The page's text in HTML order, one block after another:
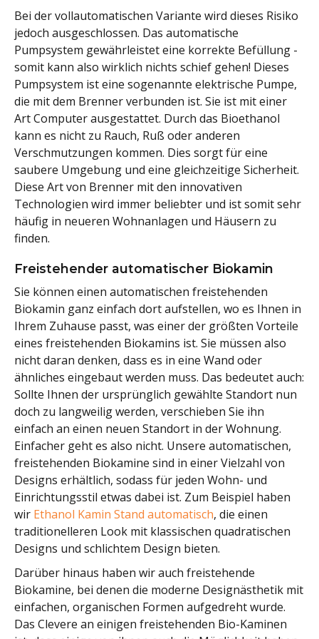
Bei der vollautomatischen Variante wird dieses Risiko
jedoch ausgeschlossen. Das automatische
Pumpsystem gewährleistet eine korrekte Befüllung -
somit kann also wirklich nichts schief gehen! Dieses
Pumpsystem ist eine sogenannte elektrische Pumpe,
die mit dem Brenner verbunden ist. Sie ist mit einer
Art Computer ausgestattet. Durch das Bioethanol
kann es nicht zu Rauch, Ruß oder anderen
Verschmutzungen kommen. Dies sorgt für eine
saubere Umgebung und eine gleichzeitige Sicherheit.
Diese Art von Brenner mit den innovativen
Technologien wird immer beliebter und ist somit sehr
häufig in neueren Wohnanlagen und Häusern zu
finden.
Freistehender automatischer Biokamin
Sie können einen automatischen freistehenden
Biokamin ganz einfach dort aufstellen, wo es Ihnen in
Ihrem Zuhause passt, was einer der größten Vorteile
eines freistehenden Biokamins ist. Sie müssen also
nicht daran denken, dass es in eine Wand oder
ähnliches eingebaut werden muss. Das bedeutet auch:
Sollte Ihnen der ursprünglich gewählte Standort nun
doch zu langweilig werden, verschieben Sie ihn
einfach an einen neuen Standort in der Wohnung.
Einfacher geht es also nicht. Unsere automatischen,
freistehenden Biokamine sind in einer Vielzahl von
Designs erhältlich, sodass für jeden Wohn- und
Einrichtungsstil etwas dabei ist. Zum Beispiel haben
wir Ethanol Kamin Stand automatisch, die einen
traditionelleren Look mit klassischen quadratischen
Designs und schlichtem Design bieten.
Darüber hinaus haben wir auch freistehende
Biokamine, bei denen die moderne Designästhetik mit
einfachen, organischen Formen aufgedreht wurde.
Das Clevere an einigen freistehenden Bio-Kaminen